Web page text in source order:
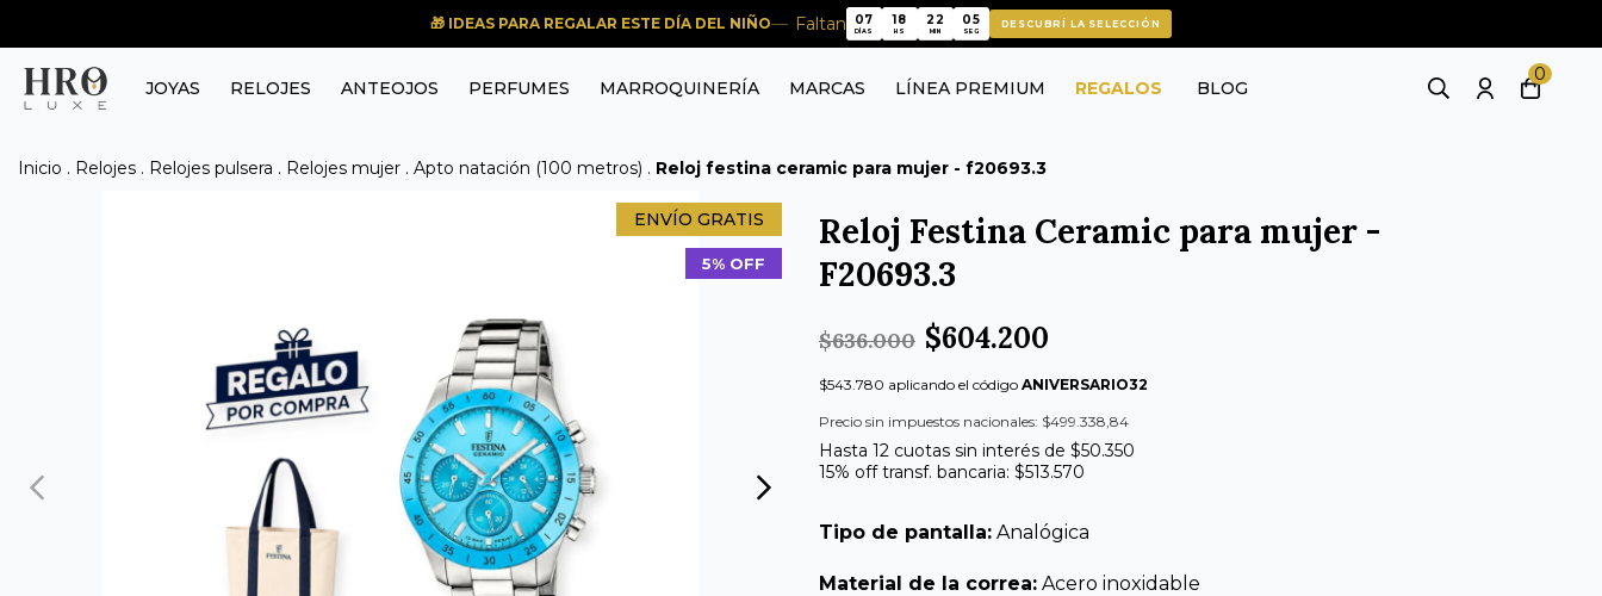
🎁 IDEAS PARA REGALAR ESTE DÍA DEL NIÑO Faltan
07
07
DÍAS
18
18
HS
22
22
MIN
04
04
SEG
DESCUBRÍ LA SELECCIÓN
JOYAS RELOJES ANTEOJOS PERFUMES MARROQUINERÍA MARCAS LÍNEA PREMIUM REGALOS BLOG
0
Inicio . Relojes . Relojes pulsera . Relojes mujer . Apto natación (100 metros) . Reloj festina ceramic para mujer - f20693.3
ENVÍO GRATIS
5% OFF
Reloj Festina Ceramic para mujer -
F20693.3
$636.000 $604.200
$543.780 aplicando el código ANIVERSARIO32
Precio sin impuestos nacionales: $499.338,84
Hasta 12 cuotas sin interés de $50.350
15% off transf. bancaria: $513.570
Tipo de pantalla: Analógica
Material de la correa: Acero inoxidable